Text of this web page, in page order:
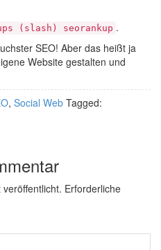
(slash) seorankup .
SEO! Aber das heißt ja
Website gestalten und
, Social Web Tagged:
Erforderliche